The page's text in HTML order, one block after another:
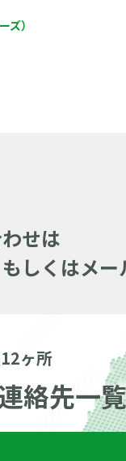
ズ）
せは
しくはメー
ヶ所
絡先一覧